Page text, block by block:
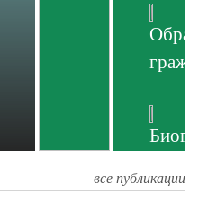
все публикации